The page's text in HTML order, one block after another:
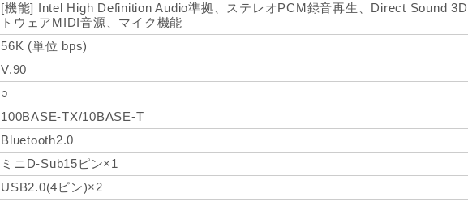
[機能] Intel High Definition Audio準拠、ステレオPCM録音再生、Direct Sound 3D
トウェアMIDI音源、マイク機能
56K (単位 bps)
V.90
○
100BASE-TX/10BASE-T
Bluetooth2.0
ミニD-Sub15ピン×1
USB2.0(4ピン)×2